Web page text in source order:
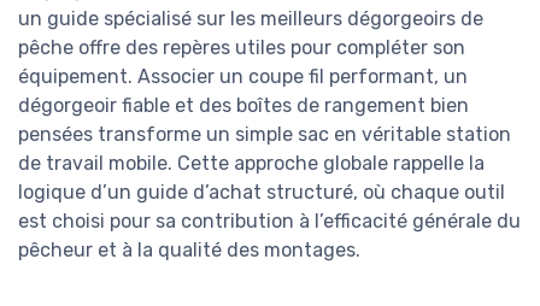
un guide spécialisé sur les meilleurs dégorgeoirs de
pêche offre des repères utiles pour compléter son
équipement. Associer un coupe fil performant, un
dégorgeoir fiable et des boîtes de rangement bien
pensées transforme un simple sac en véritable station
de travail mobile. Cette approche globale rappelle la
logique d’un guide d’achat structuré, où chaque outil
est choisi pour sa contribution à l’efficacité générale du
pêcheur et à la qualité des montages.